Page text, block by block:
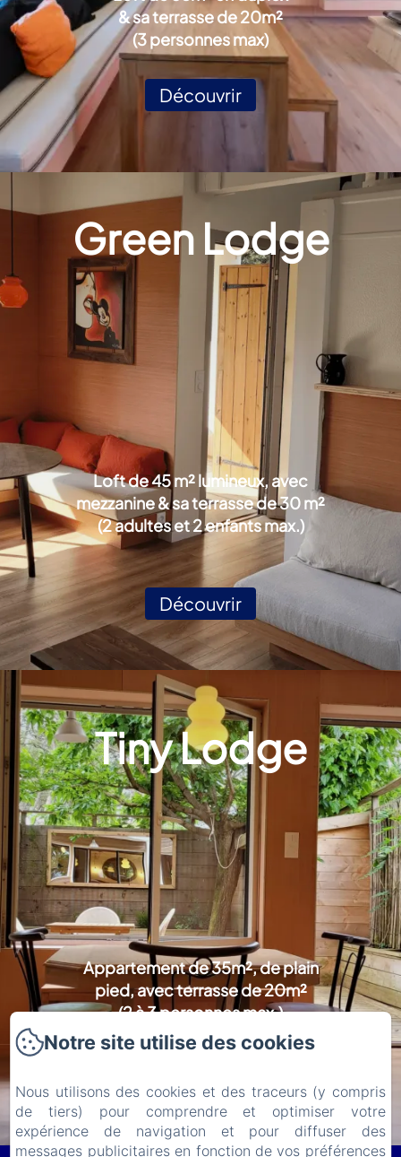
& sa terrasse de 20m²
(3 personnes max)
Découvrir
Green Lodge
Loft de 45 m² lumineux, avec
mezzanine & sa terrasse de 30 m²
(2 adultes et 2 enfants max.)
Découvrir
Tiny Lodge
Appartement de 35m², de plain
pied, avec terrasse de 20m²
(2 à 3 personnes max.)
Notre site utilise des cookies
Nous utilisons des cookies et des traceurs (y compris
de tiers) pour comprendre et optimiser votre
expérience de navigation et pour diffuser des
messages publicitaires en fonction de vos préférences